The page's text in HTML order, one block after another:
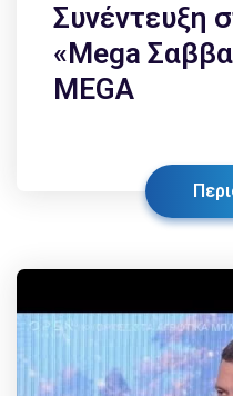
Συνέντευξη
«Mega
MEGA